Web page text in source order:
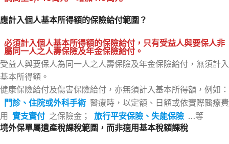
應計入個人基本所得額的保險給付範圍？
必須計入個人基本所得額的保險給付，只有受益人與要保人非
屬同一人之人壽保險及年金保險給付。
受益人與要保人為同一人之人壽保險及年金保險給付，無須計入
基本所得額。
健康保險給付及傷害保險給付，亦無須計入基本所得額，例如：
門診、住院或外科手術 醫療時，以定額、日額或依實際醫療費
用 實支實付 之保險金； 旅行平安保險、失能保險 …等
境外保單屬遺產稅課稅範圍，而非適用基本稅額課稅